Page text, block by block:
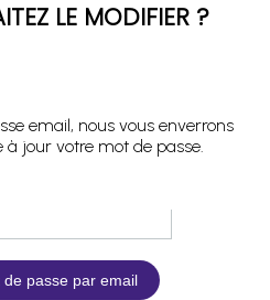
LE MODIFIER ?
email, nous vous enverrons
jour votre mot de passe.